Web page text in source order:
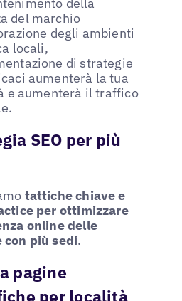
del marchio
degli ambienti
locali,
di strategie
aumenterà la tua
e aumenterà il traffico
SEO per più
tattiche chiave e
per ottimizzare
online delle
con più sedi.
pagine
per località